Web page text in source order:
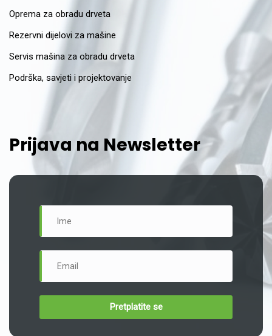
Oprema za obradu drveta
Rezervni dijelovi za mašine
Servis mašina za obradu drveta
Podrška, savjeti i projektovanje
Prijava na Newsletter